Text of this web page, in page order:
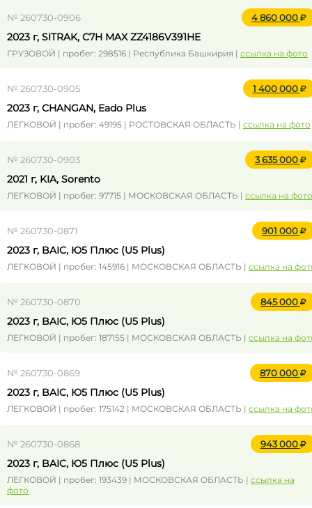
№ 260730-0906 4 860 000
2023 г, SITRAK, C7H MAX ZZ4186V391HE
ГРУЗОВОЙ | пробег: 298516 | Республика Башкирия | ссылка на фото
№ 260730-0905 1 400 000
2023 г, CHANGAN, Eado Plus
ЛЕГКОВОЙ | пробег: 49195 | РОСТОВСКАЯ ОБЛАСТЬ | ссылка на фото
№ 260730-0903 3 635 000
2021 г, KIA, Sorento
ЛЕГКОВОЙ | пробег: 97715 | МОСКОВСКАЯ ОБЛАСТЬ | ссылка на фото
№ 260730-0871 901 000
2023 г, BAIC, Ю5 Плюс (U5 Plus)
ЛЕГКОВОЙ | пробег: 145916 | МОСКОВСКАЯ ОБЛАСТЬ | ссылка на
№ 260730-0870 845 000
2023 г, BAIC, Ю5 Плюс (U5 Plus)
ЛЕГКОВОЙ | пробег: 187155 | МОСКОВСКАЯ ОБЛАСТЬ | ссылка на
№ 260730-0869 870 000
2023 г, BAIC, Ю5 Плюс (U5 Plus)
ЛЕГКОВОЙ | пробег: 175142 | МОСКОВСКАЯ ОБЛАСТЬ | ссылка на
№ 260730-0868 943 000
2023 г, BAIC, Ю5 Плюс (U5 Plus)
ЛЕГКОВОЙ | пробег: 193439 | МОСКОВСКАЯ ОБЛАСТЬ | ссылка на
фото